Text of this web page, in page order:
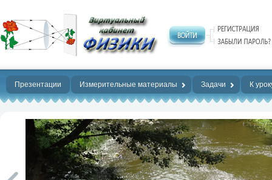
Нет предела
совершенству!
Презентации Измерительные материалы Задачи К